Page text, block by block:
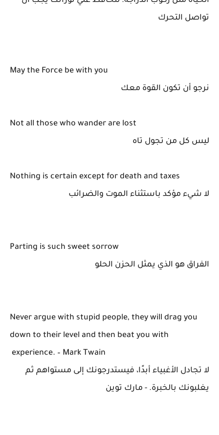
تواصل التحرك
May the Force be with you
نرجو أن تكون القوة معك
Not all those who wander are lost
ليس كل من تجول تاه
Nothing is certain except for death and taxes
لا شيء مؤكد باستثناء الموت والضرائب
Parting is such sweet sorrow
الفراق هو الذي يمثل الحزن الحلو
Never argue with stupid people, they will drag you
down to their level and then beat you with
experience. – Mark Twain
لا تجادل الأغبياء أبدًا، فيستدرجونك إلى مستواهم ثم
يغلبونك بالخبرة. - مارك توين